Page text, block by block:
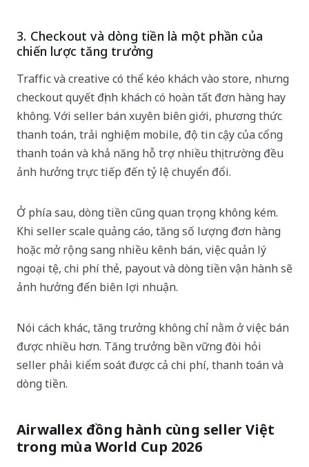
3. Checkout và dòng tiền là một phần của
chiến lược tăng trưởng
Traffic và creative có thể kéo khách vào store, nhưng
checkout quyết định khách có hoàn tất đơn hàng hay
không. Với seller bán xuyên biên giới, phương thức
thanh toán, trải nghiệm mobile, độ tin cậy của cổng
thanh toán và khả năng hỗ trợ nhiều thị trường đều
ảnh hưởng trực tiếp đến tỷ lệ chuyển đổi.
Ở phía sau, dòng tiền cũng quan trọng không kém.
Khi seller scale quảng cáo, tăng số lượng đơn hàng
hoặc mở rộng sang nhiều kênh bán, việc quản lý
ngoại tệ, chi phí thẻ, payout và dòng tiền vận hành sẽ
ảnh hưởng đến biên lợi nhuận.
Nói cách khác, tăng trưởng không chỉ nằm ở việc bán
được nhiều hơn. Tăng trưởng bền vững đòi hỏi
seller phải kiểm soát được cả chi phí, thanh toán và
dòng tiền.
Airwallex đồng hành cùng seller Việt
trong mùa World Cup 2026